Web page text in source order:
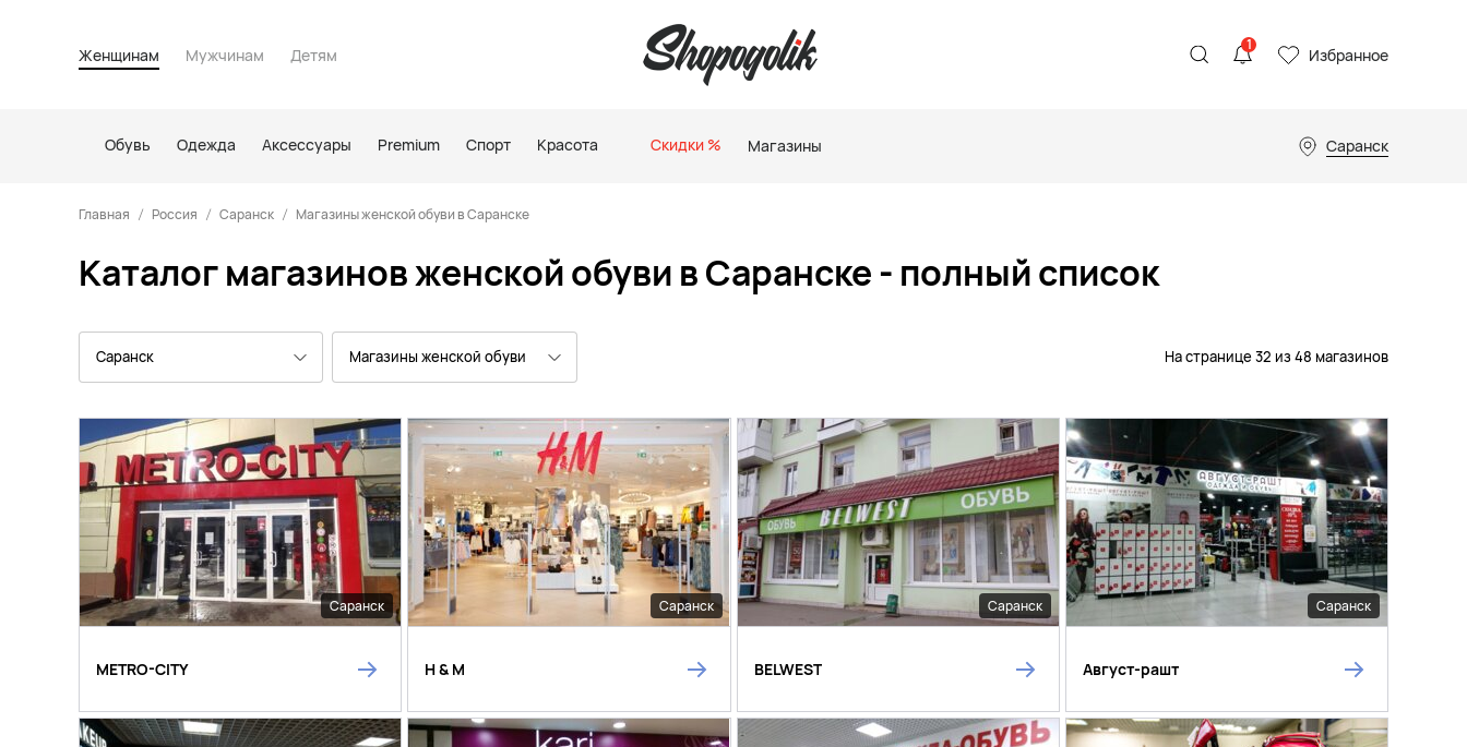
Женщинам Мужчинам Детям
1 Избранное
Обувь Одежда Аксессуары Premium Спорт Красота Скидки % Магазины Саранск
Главная Россия Саранск Магазины женской обуви в Саранске
Каталог магазинов женской обуви в Саранске - полный список
Саранск Магазины женской обуви На странице 32 из 48 магазинов
Саранск
METRO-CITY
Саранск
H & M
Саранск
BELWEST
Саранск
Август-рашт